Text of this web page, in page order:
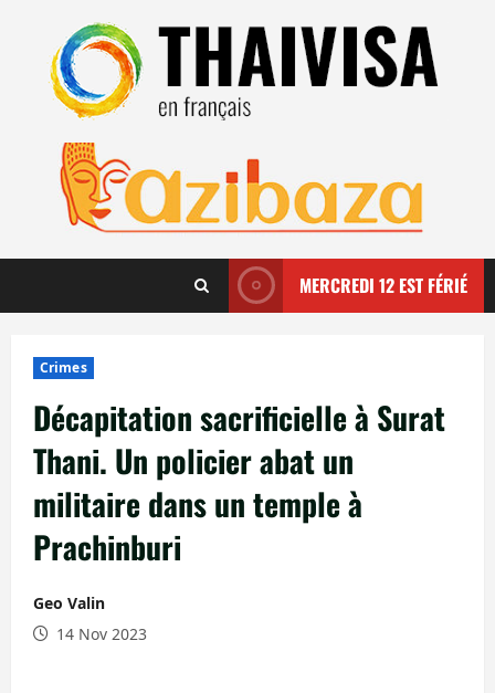
contenu
MERCREDI 12 EST FÉRIÉ
Crimes
Décapitation sacrificielle à Surat
Thani. Un policier abat un
militaire dans un temple à
Prachinburi
Geo Valin
14 Nov 2023